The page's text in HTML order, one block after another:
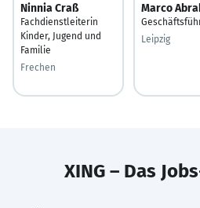
Ninnia Craß
Fachdienstleiterin
Kinder, Jugend und
Familie
Frechen
Marco
Leipzig
XING – Das